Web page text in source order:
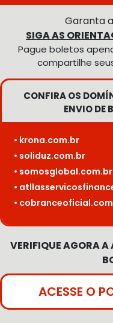
Garanta
SIGA AS
Pague boletos
compartilhe
CONFIRA OS
ENVIO DE
• krona.com.br
• soliduz.com.br
• somosglobal.com.br
•
•
VERIFIQUE AGORA A
ACESSE O